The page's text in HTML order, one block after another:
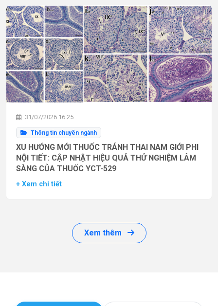
31/07/2026 16:25
Thông tin chuyên ngành
XU HƯỚNG MỚI THUỐC TRÁNH THAI NAM GIỚI PHI
NỘI TIẾT: CẬP NHẬT HIỆU QUẢ THỬ NGHIỆM LÂM
SÀNG CỦA THUỐC YCT-529
+ Xem chi tiết
Xem thêm